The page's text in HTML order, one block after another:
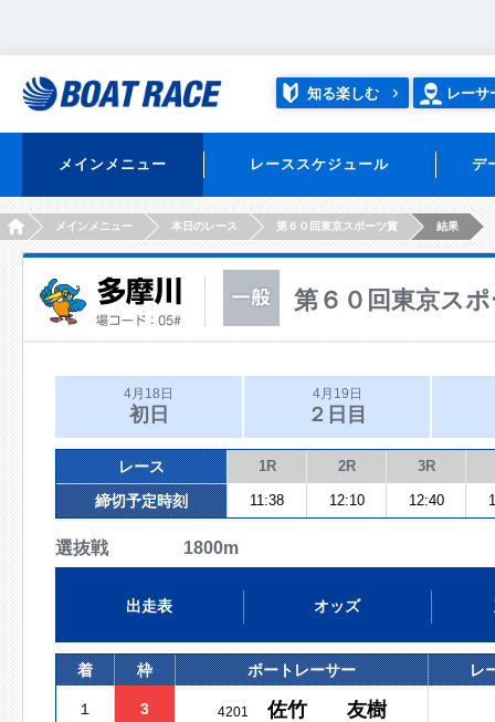
知る楽しむ レーサ
メインメニュー レーススケジュール デ
HOMEメインメニュー 本日のレース 第６０回東京スポーツ賞 結果
第６０回東京ス
4月18日
初日
4月19日
２日目
レース 1R 2R 3R
締切予定時刻 11:38 12:10 12:40
選抜戦 1800m
出走表 オッズ
着 枠 ボートレーサー レ
１ 3 4201 佐竹 友樹